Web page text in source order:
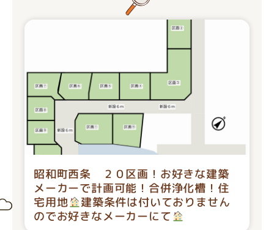
昭和町西条 ２０区画！お好きな建築
メーカーで計画可能！合併浄化槽！住
宅用地
建築条件は付いておりません
のでお好きなメーカーにて